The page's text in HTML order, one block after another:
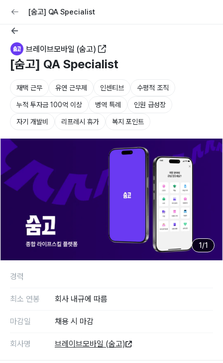
교육 커리어
[숨고] QA Specialist
브레이브모바일 (숨고)
[숨고] QA Specialist
재택 근무 유연 근무제 인센티브 수평적 조직
누적 투자금 100억 이상 병역 특례 인원 급성장
자기 개발비 리프레시 휴가 복지 포인트
1 /1
경력
최소 연봉 회사 내규에 따름
마감일 채용 시 마감
회사명 브레이브모바일 (숨고)